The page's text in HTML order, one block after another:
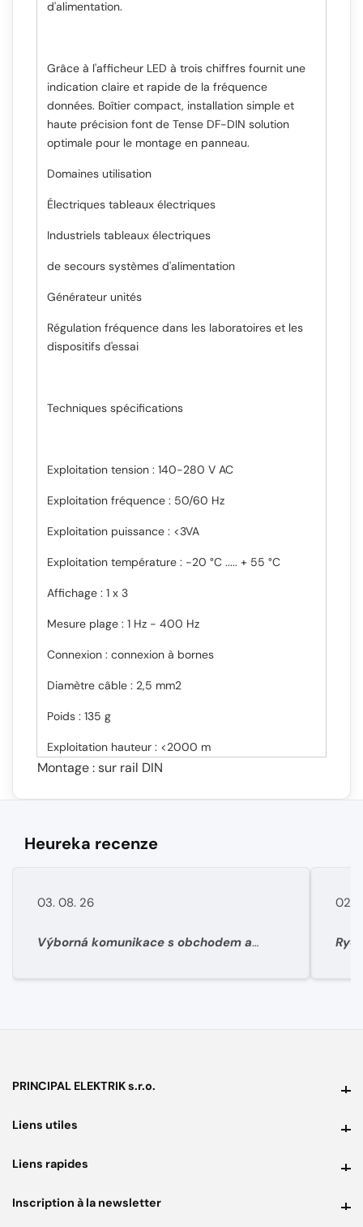
d'alimentation.
Grâce à l'afficheur LED à trois chiffres fournit une
indication claire et rapide de la fréquence
données. Boîtier compact, installation simple et
haute précision font de Tense DF-DIN solution
optimale pour le montage en panneau.
Domaines utilisation
Électriques tableaux électriques
Industriels tableaux électriques
de secours systèmes d'alimentation
Générateur unités
Régulation fréquence dans les laboratoires et les
dispositifs d'essai
Techniques spécifications
Exploitation tension : 140-280 V AC
Exploitation fréquence : 50/60 Hz
Exploitation puissance : <3VA
Exploitation température : -20 °C ..... + 55 °C
Affichage : 1 x 3
Mesure plage : 1 Hz - 400 Hz
Connexion : connexion à bornes
Diamètre câble : 2,5 mm2
Poids : 135 g
Exploitation hauteur : <2000 m
Montage : sur rail DIN
Heureka recenze
03. 08. 26
Výborná komunikace s obchodem a
02.
PRINCIPAL ELEKTRIK s.r.o.PRINCIPAL ELEKTRIK s.r.o.
Liens utiles
Liens rapides
Inscription à la newsletterInscription à la newsletter